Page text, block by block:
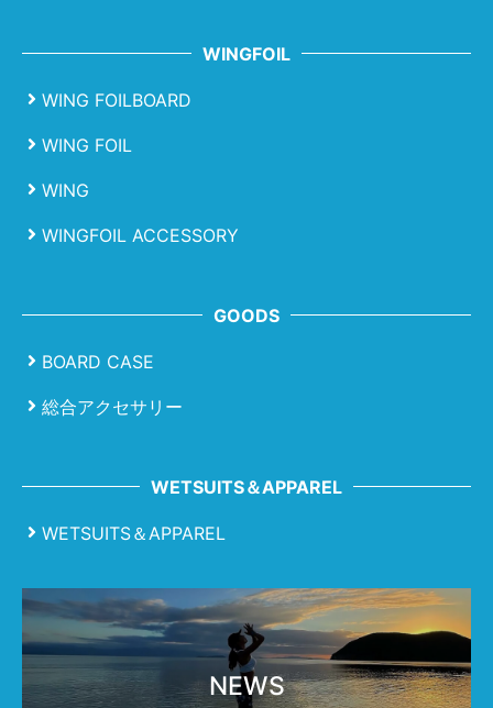
WINGFOIL
WING FOILBOARD
WING FOIL
WING
WINGFOIL ACCESSORY
GOODS
BOARD CASE
総合アクセサリー
WETSUITS＆APPAREL
WETSUITS＆APPAREL
NEWS